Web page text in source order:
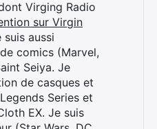
Virging Radio
sur Virgin
suis aussi
comics (Marvel,
Seiya. Je
de casques et
Series et
EX. Je suis